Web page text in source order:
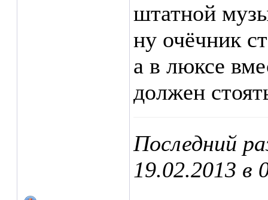
штатной
ну очёчник
а в люксе
должен
Последний
19.02.2013 в